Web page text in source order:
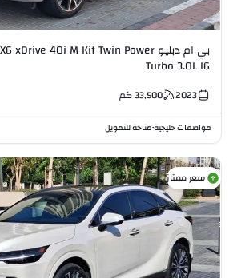
بي ام دبليو X6 xDrive 40i M Kit Twin Power
Turbo 3.0L I6
2023
33,500كم
مواصفات خليجية•متاحة للتمويل
سعر ممتاز